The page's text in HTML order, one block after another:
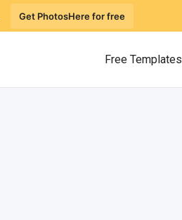
Get PhotosHere for free
Free Templates